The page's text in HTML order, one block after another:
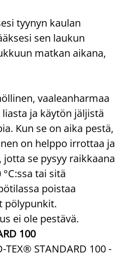
tyynyn kaulan
sen laukun
matkan aikana,
vaaleanharmaa
ja käytön jäljistä
Kun se on aika pestä,
on helppo irrottaa ja
jotta se pysyy raikkaana
tai sitä
poistaa
pölypunkit.
ei ole pestävä.
100
STANDARD 100 -